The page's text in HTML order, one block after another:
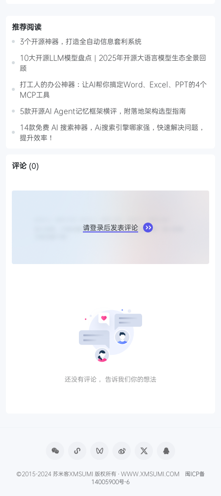
推荐阅读
3个开源神器，打造全自动信息套利系统
10大开源LLM模型盘点｜2025年开源大语言模型生态全景回
顾
打工人的办公神器：让AI帮你搞定Word、Excel、PPT的4个
MCP工具
5款开源AI Agent记忆框架横评，附落地架构选型指南
14款免费 AI 搜索神器，Ai搜索引擎哪家强，快速解决问题，
提升效率！
评论 (0)
请登录后发表评论
还没有评论， 告诉我们你的想法
©2015-2024 苏米客XMSUMI 版权所有 · WWW.XMSUMI.COM 闽ICP备
14005900号-6